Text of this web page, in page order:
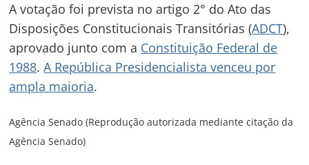
A votação foi prevista no artigo 2° do Ato das
Disposições Constitucionais Transitórias (ADCT),
aprovado junto com a Constituição Federal de
1988.A República Presidencialista venceu por
ampla maioria.
Agência Senado (Reprodução autorizada mediante citação da
Agência Senado)